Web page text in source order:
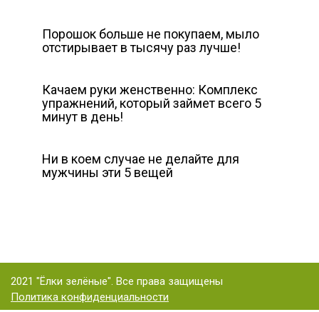
Порошок больше не покупаем, мыло
отстирывает в тысячу раз лучше!
Качаем руки женственно: Комплекс
упражнений, который займет всего 5
минут в день!
Ни в коем случае не делайте для
мужчины эти 5 вещей
2021 "Ёлки зелёные". Все права защищены
Политика конфиденциальности